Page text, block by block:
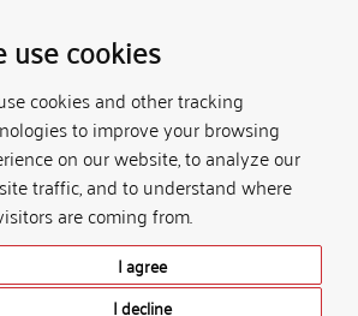
use cookies
cookies and other tracking
to improve your browsing
on our website, to analyze our
traffic, and to understand where
are coming from.
I agree
I decline
použity k
vydávány
jinou
než autora.
shall not
results of
other
person